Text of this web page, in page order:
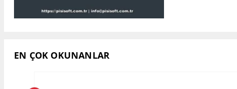
EN ÇOK OKUNANLAR